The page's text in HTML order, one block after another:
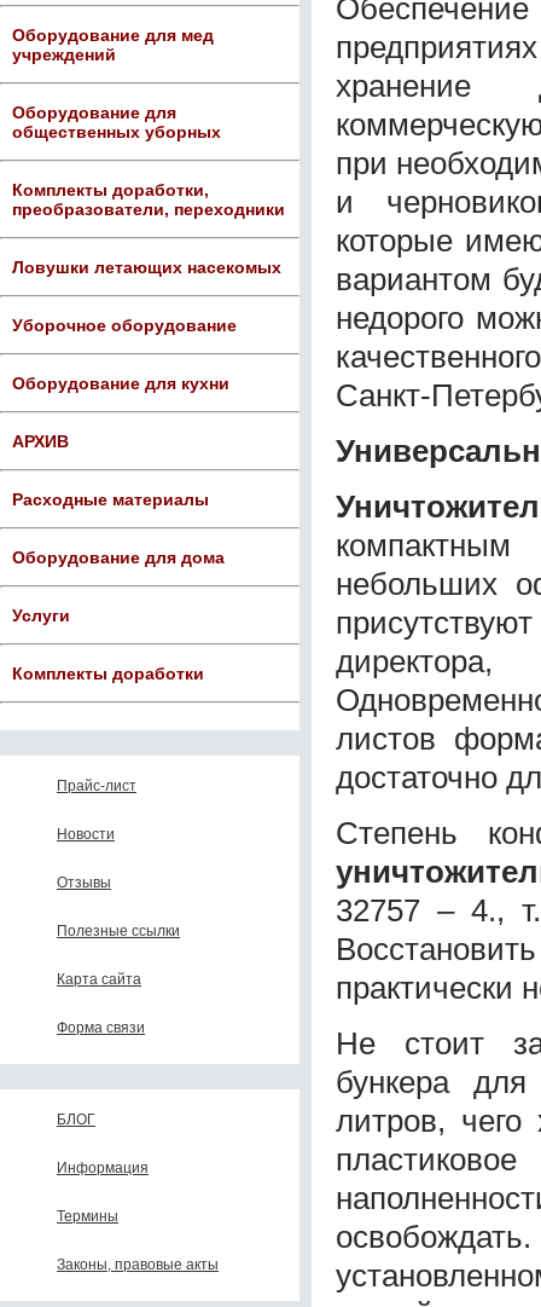
Оборудование для мед
учреждений
Оборудование для
общественных уборных
Комплекты доработки,
преобразователи, переходники
Ловушки летающих насекомых
Уборочное оборудование
Оборудование для кухни
АРХИВ
Расходные материалы
Оборудование для дома
Услуги
Комплекты доработки
Прайс-лист
Новости
Отзывы
Полезные ссылки
Карта сайта
Форма связи
БЛОГ
Информация
Термины
Законы, правовые акты
хранение
при
и
которые
вариантом
недорого
Санкт-
небольших
листов
достаточно
Степень
32757 – 4.,
практически
Не стоит
бункера
литров,